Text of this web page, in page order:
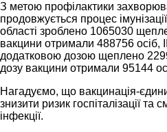
З метою профілактики
продовжується процес
області зроблено 1065030
вакцини отримали 488756 осіб,
додатковою дозою щеплено
дозу вакцини отримали 95144
Нагадуємо, що вакцинація-
знизити ризик госпіталізації та
інфекції.